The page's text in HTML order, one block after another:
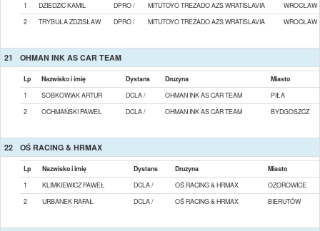
1
DZIEDZIC KAMIL DPRO / MITUTOYO TREZADO AZS WRATISLAVIA
WROCŁAW
2
TRYBUŁA ZDZISŁAW DPRO / MITUTOYO TREZADO AZS WRATISLAVIA WROCŁAW
21 OHMAN INK AS CAR TEAM
Lp Nazwisko i imię Dystans Druzyna
Miasto
1
SOBKOWIAK ARTUR DCLA / OHMAN INK AS CAR TEAM
PIŁA
2
OCHMAŃSKI PAWEŁ DCLA / OHMAN INK AS CAR TEAM BYDGOSZCZ
22 OŚ RACING & HRMAX
Lp Nazwisko i imię Dystans Druzyna
Miasto
1
KLIMKIEWICZ PAWEŁ DCLA / OŚ RACING & HRMAX
OZOROWICE
2
URBANEK RAFAŁ DCLA / OŚ RACING & HRMAX BIERUTÓW